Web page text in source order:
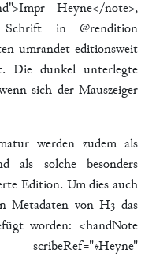
Heyne</note>,
in @rendition
umrandet editionsweit
Die dunkel unterlegte
sich der Mauszeiger
werden zudem als
als solche besonders
Edition. Um dies auch
Metadaten von H3 das
worden: <handNote